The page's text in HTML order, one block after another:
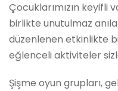
Çocuklarımızın keyifli
birlikte unutulmaz
düzenlenen etkinlikte
eğlenceli aktiviteler
Şişme oyun grupları,